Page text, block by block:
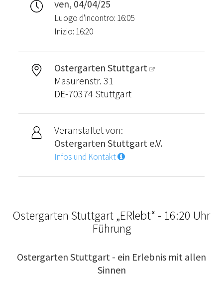
ven, 04/04/25
Luogo d'incontro: 16:05
Inizio: 16:20
Ostergarten Stuttgart
Masurenstr. 31
DE-70374 Stuttgart
Veranstaltet von:
Ostergarten Stuttgart e.V.
Infos und Kontakt
Ostergarten Stuttgart „ERlebt“ - 16:20 Uhr
Führung
Ostergarten Stuttgart - ein Erlebnis mit allen
Sinnen